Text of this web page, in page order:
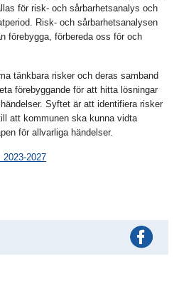
för risk- och sårbarhetsanalys och
Risk- och sårbarhetsanalysen
förebygga, förbereda oss för och
tänkbara risker och deras samband
förebyggande för att hitta lösningar
Syftet är att identifiera risker
att kommunen ska kunna vidta
för allvarliga händelser.
2027